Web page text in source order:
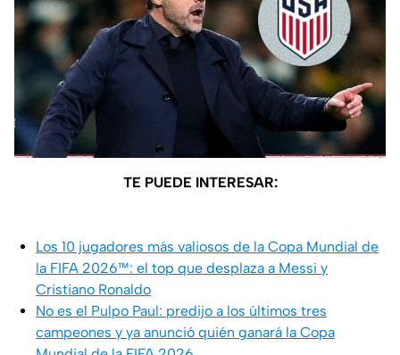
TE PUEDE INTERESAR:
Los 10 jugadores más valiosos de la Copa Mundial de
la FIFA 2026™: el top que desplaza a Messi y
Cristiano Ronaldo
No es el Pulpo Paul: predijo a los últimos tres
campeones y ya anunció quién ganará la Copa